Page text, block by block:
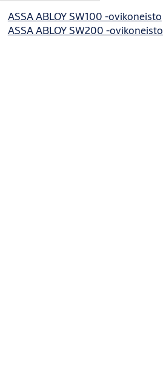
ASSA ABLOY SW100 -ovikoneisto
ASSA ABLOY SW200 -ovikoneisto